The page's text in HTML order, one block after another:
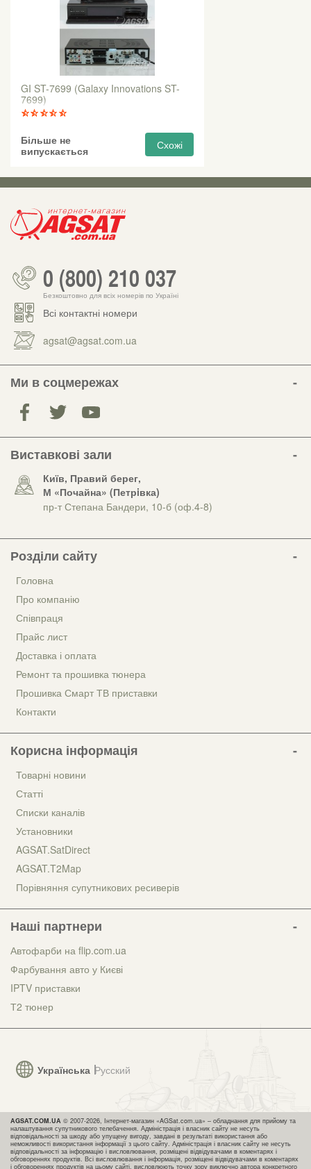
GI ST-7699 (Galaxy Innovations ST-
7699)
Більше не
випускається
Схожі
0 (800) 210 037
Безкоштовно для всіх номерів по Україні
Всі контактні номери
agsat@agsat.com.ua
Ми в соцмережах
Виставкові зали
Київ, Правий берег,
М «Почайна» (Петрiвка)
пр-т Степана Бандери, 10-б (оф.4-8)
Українська Русский
Розділи сайту
Головна
Про компанію
Співпраця
Прайс лист
Доставка і оплата
Ремонт та прошивка тюнера
Прошивка Смарт ТВ приставки
Контакти
Корисна інформація
Товарні новини
Статті
Списки каналів
Установники
AGSAT.SatDirect
AGSAT.T2Map
Порівняння супутникових ресиверів
Наші партнери
Автофарби на flip.com.ua
Фарбування авто у Києві
IPTV приставки
Т2 тюнер
AGSAT.COM.UA © 2007-2026, Інтернет-магазин «AGSat.com.ua» – обладнання для прийому та
налаштування супутникового телебачення. Адміністрація і власник сайту не несуть
відповідальності за шкоду або упущену вигоду, завдані в результаті використання або
неможливості використання інформації з цього сайту. Адміністрація і власник сайту не несуть
відповідальності за інформацію і висловлювання, розміщені відвідувачами в коментарях і
обговореннях продуктів. Всі висловлювання і інформація, розміщені відвідувачами в коментарях
і обговореннях продуктів на цьому сайті, висловлюють точку зору виключно автора конкретного